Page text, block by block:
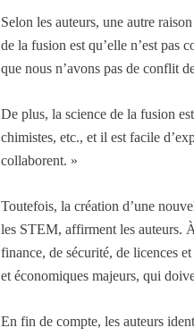
Selon les auteurs, une autre
de la fusion est qu’elle n’est pas
que nous n’avons pas de conflit
De plus, la science de la fusion
chimistes, etc., et il est facile
collaborent. »
Toutefois, la création d’une
les STEM, affirment les auteurs.
finance, de sécurité, de licences
et économiques majeurs, qui
En fin de compte, les auteurs